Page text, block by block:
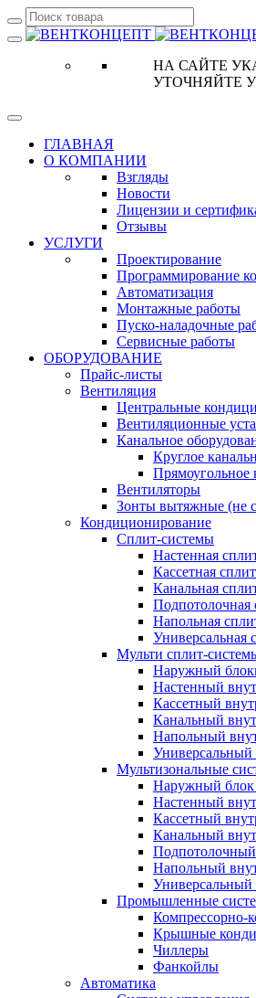
НА САЙТЕ
УТОЧНЯЙТЕ
ГЛАВНАЯ
О КОМПАНИИ
Взгляды
Новости
Лицензии и
Отзывы
УСЛУГИ
Проектирование
Программирование
Автоматизация
Монтажные работы
Пуско-наладочные
Сервисные работы
ОБОРУДОВАНИЕ
Прайс-листы
Вентиляция
Центральные
Вентиляционные
Канальное
Круглое
Прямоугольное
Вентиляторы
Зонты вытяжные (не
Кондиционирование
Сплит-системы
Настенная
Кассетная
Канальная
Подпотолочная
Напольная
Универсальная
Мульти сплит-
Наружный
Настенный
Кассетный
Канальный
Напольный
Универсальный
Мультизональные
Наружный блок
Настенный
Кассетный
Канальный
Подпотолочный
Напольный
Универсальный
Промышленные
Компрессорно-
Крышные
Чиллеры
Фанкойлы
Автоматика